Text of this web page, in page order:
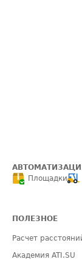
Площадки
ПОЛЕЗНОЕ
Расчет
Академия ATI.SU